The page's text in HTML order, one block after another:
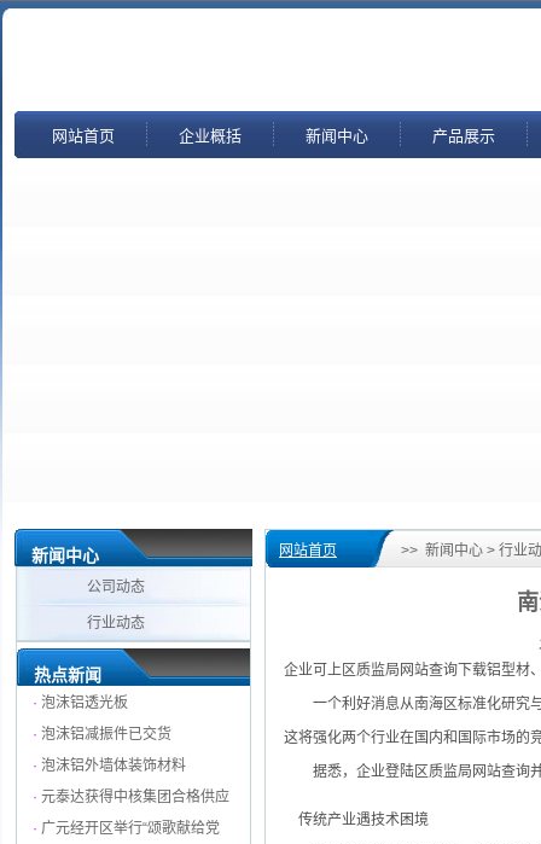
网站首页 企业概括 新闻中心 产品展示
新闻中心
公司动态
行业动态
热点新闻
· 泡沫铝透光板
· 泡沫铝减振件已交货
· 泡沫铝外墙体装饰材料
· 元泰达获得中核集团合格供应
· 广元经开区举行“颂歌献给党
网站首页 >> 新闻中心 > 行业
企业可上区质监局网站查询下载铝型材
一个利好消息从南海区标准化研究与
这将强化两个行业在国内和国际市场的
据悉，企业登陆区质监局网站查询
传统产业遇技术困境